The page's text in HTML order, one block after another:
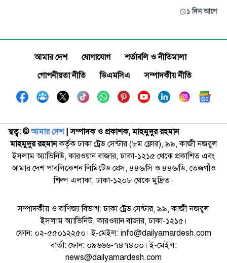
১ দিন আগে
আমার দেশ যোগাযোগ
শর্তাবলি ও নীতিমালা
গোপনীয়তা নীতি
ডিএমসিএ সম্পাদকীয় নীতি
স্বত্ব: ©️আমার দেশ| সম্পাদক ও প্রকাশক, মাহমুদুর রহমান
মাহমুদুর রহমানকর্তৃক ঢাকা ট্রেড সেন্টার (৮ম ফ্লোর), ৯৯, কাজী নজরুল
ইসলাম অ্যাভিনিউ, কারওয়ান বাজার, ঢাকা-১২১৫ থেকে প্রকাশিত এবং
আমার দেশ পাবলিকেশন লিমিটেড প্রেস, ৪৪৬/সি ও ৪৪৬/ডি, তেজগাঁও
শিল্প এলাকা, ঢাকা-১২০৮ থেকে মুদ্রিত।
সম্পাদকীয় ও বাণিজ্য বিভাগ: ঢাকা ট্রেড সেন্টার, ৯৯, কাজী নজরুল
ইসলাম অ্যাভিনিউ, কারওয়ান বাজার, ঢাকা-১২১৫।
ফোন: ০২-৫৫০১২২৫০। ই-মেইল: info@dailyamardesh.com
বার্তা: ফোন: ০৯৬৬৬-৭৪৭৪০০। ই-মেইল:
news@dailyamardesh.com